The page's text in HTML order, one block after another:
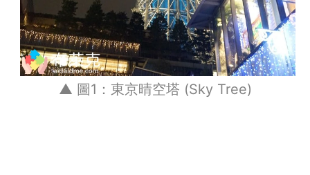
▲ 圖1：東京晴空塔 (Sky Tree)